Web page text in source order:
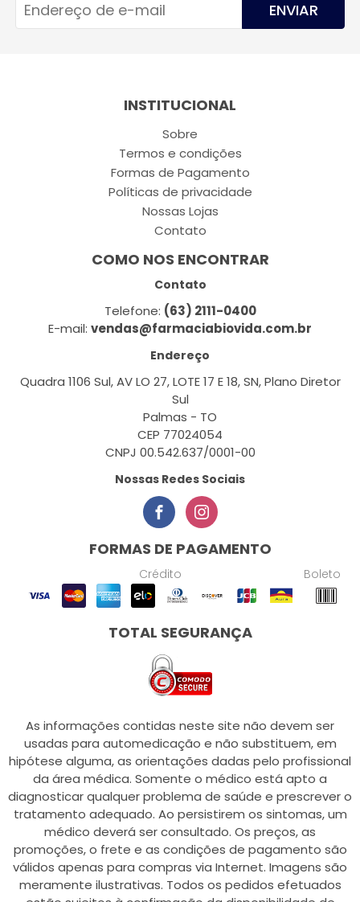
ENVIAR
INSTITUCIONAL
Sobre
Termos e condições
Formas de Pagamento
Políticas de privacidade
Nossas Lojas
Contato
COMO NOS ENCONTRAR
Contato
Telefone: (63) 2111-0400
E-mail: vendas@farmaciabiovida.com.br
Endereço
Quadra 1106 Sul, AV LO 27, LOTE 17 E 18, SN, Plano Diretor
Sul
Palmas - TO
CEP 77024054
CNPJ 00.542.637/0001-00
Nossas Redes Sociais
FORMAS DE PAGAMENTO
Crédito Boleto
TOTAL SEGURANÇA
As informações contidas neste site não devem ser
usadas para automedicação e não substituem, em
hipótese alguma, as orientações dadas pelo profissional
da área médica. Somente o médico está apto a
diagnosticar qualquer problema de saúde e prescrever o
tratamento adequado. Ao persistirem os sintomas, um
médico deverá ser consultado. Os preços, as
promoções, o frete e as condições de pagamento são
válidos apenas para compras via Internet. Imagens são
meramente ilustrativas. Todos os pedidos efetuados